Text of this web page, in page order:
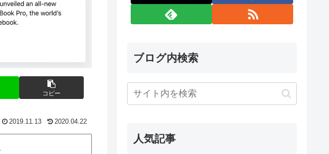
コピー
2019.11.13 2020.04.22
ブログ内検索
人気記事